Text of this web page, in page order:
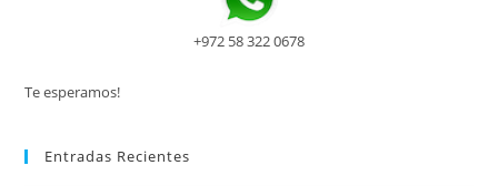
+972 58 322 0678
Te esperamos!
Entradas Recientes